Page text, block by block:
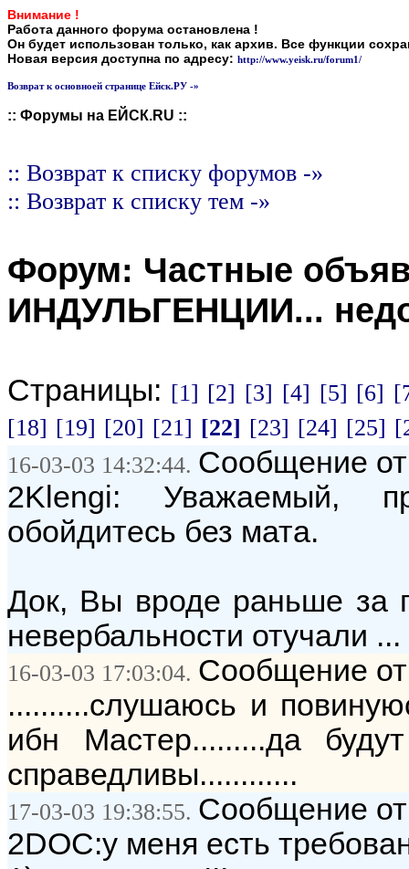
Внимание !
Работа данного форума остановлена !
Он будет использован только, как архив. Все функции
Новая версия доступна по адресу: http://www.yeisk.ru/forum1/
Возврат к основноей странице Ейск.РУ -»
:: Форумы на ЕЙСК.RU ::
:: Возврат к списку форумов -»
:: Возврат к списку тем -»
Форум: Частные
ИНДУЛЬГЕНЦИИ...
Страницы: [1] [2] [3] [4] [5] [6]
[18] [19] [20] [21] [22] [23] [24] [25]
16-03-03 14:32:44. Сообщение
2Klengi: Уважаемый,
обойдитесь без мата.
Док, Вы вроде раньше за
невербальности отучали ...
16-03-03 17:03:04. Сообщение
..........слушаюсь и
ибн Мастер.........да
справедливы............
17-03-03 19:38:55. Сообщение
2DOC:у меня есть